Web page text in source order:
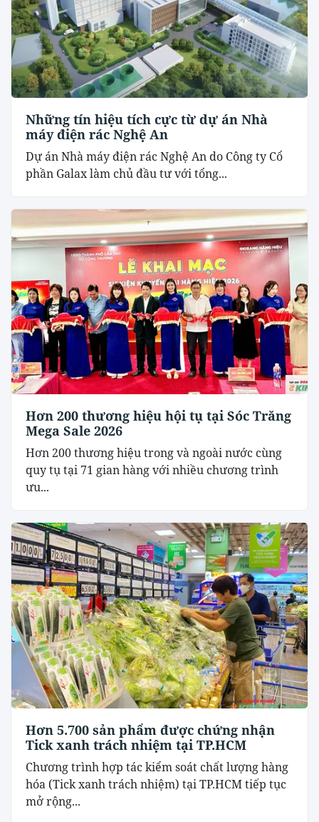
Những tín hiệu tích cực từ dự án Nhà
máy điện rác Nghệ An
Dự án Nhà máy điện rác Nghệ An do Công ty Cổ
phần Galax làm chủ đầu tư với tổng...
Hơn 200 thương hiệu hội tụ tại Sóc Trăng
Mega Sale 2026
Hơn 200 thương hiệu trong và ngoài nước cùng
quy tụ tại 71 gian hàng với nhiều chương trình
ưu...
Hơn 5.700 sản phẩm được chứng nhận
Tick xanh trách nhiệm tại TP.HCM
Chương trình hợp tác kiểm soát chất lượng hàng
hóa (Tick xanh trách nhiệm) tại TP.HCM tiếp tục
mở rộng...